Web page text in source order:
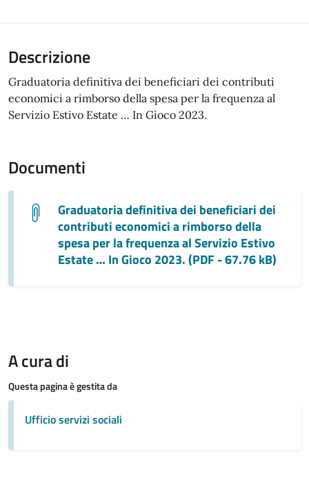
Descrizione
Graduatoria definitiva dei beneficiari dei contributi
economici a rimborso della spesa per la frequenza al
Servizio Estivo Estate … In Gioco 2023.
Documenti
Graduatoria definitiva dei beneficiari dei
contributi economici a rimborso della
spesa per la frequenza al Servizio Estivo
Estate … In Gioco 2023. (PDF - 67.76 kB)
A cura di
Questa pagina è gestita da
Ufficio servizi sociali